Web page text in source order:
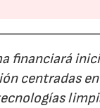
financiará
centradas